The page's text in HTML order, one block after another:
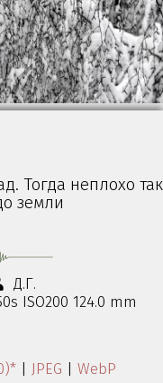
Тогда неплохо так
земли
Д.Г.
ISO200 124.0 mm
| JPEG | WebP